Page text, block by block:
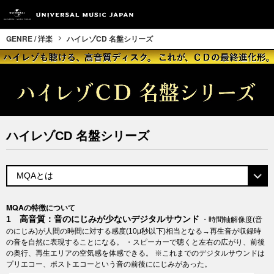
GENRE / 洋楽 ハイレゾCD 名盤シリーズ
ハイレゾCD 名盤シリーズ
MQAの特徴について
1 高音質：音のにじみが少ないデジタルサウンド ・時間軸解像度(音
のにじみ)が人間の時間に対する感度(10μ秒以下)相当となる→再生音が収録時
の音を自然に表現することになる。 ・スピーカーで聴くと左右の広がり、前後
の奥行、再生エリアの空気感を体感できる。 ※これまでのデジタルサウンドは
プリエコー、ポストエコーという音の前後ににじみがあった。